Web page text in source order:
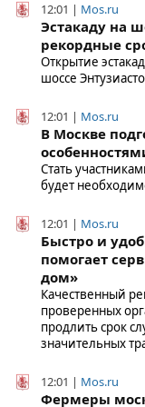
12:01 | Mos.ru
Эстакаду на
рекордные
Открытие
шоссе
12:01 | Mos.ru
В Москве
Стать
будет
12:01 | Mos.ru
Быстро и
помогает
дом»
Качественный
проверенных
продлить срок
значительных
12:01 | Mos.ru
Фермеры